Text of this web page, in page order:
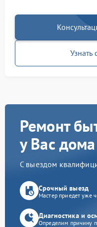
Узнать
Ремонт
у Вас дома
С выездом
Срочный выезд
Мастер приедет уже
Диагностика и
Определим причину